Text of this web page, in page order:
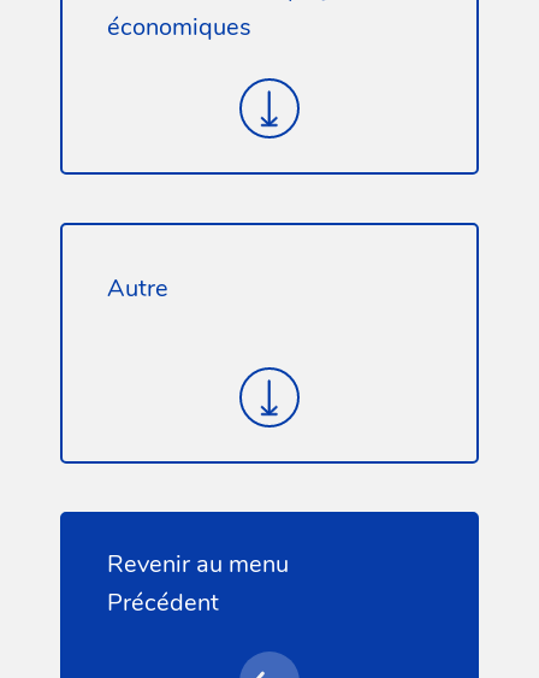
économiques
Autre
Revenir au menu
Précédent